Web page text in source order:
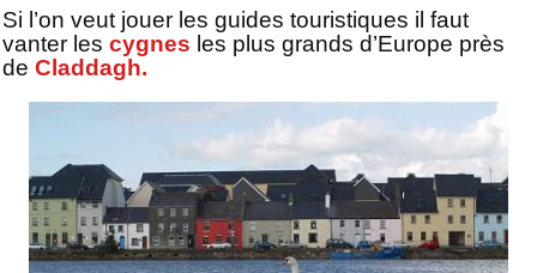
Si l’on veut jouer les guides touristiques il faut
vanter les cygnes les plus grands d’Europe près
de Claddagh.